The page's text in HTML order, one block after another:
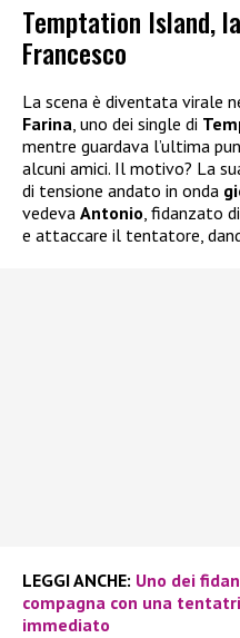
Temptation Island,
Francesco
La scena è diventata virale
Farina, uno dei single di
mentre guardava l’ultima
alcuni amici. Il motivo? La
di tensione andato in onda
vedeva Antonio, fidanzato di
e attaccare il tentatore,
LEGGI ANCHE: Uno dei
compagna con una
immediato